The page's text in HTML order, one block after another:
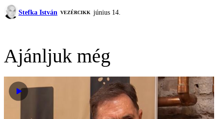
Stefka István VEZÉRCIKK június 14.
Ajánljuk még